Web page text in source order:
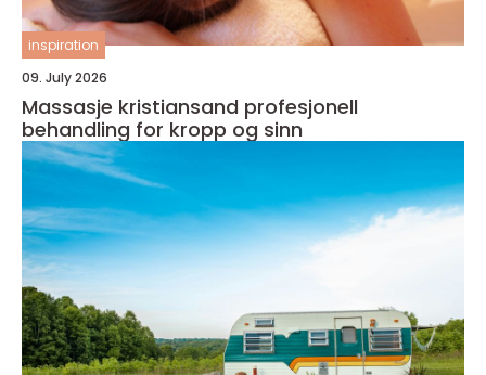
inspiration
09. July 2026
Massasje kristiansand profesjonell
behandling for kropp og sinn